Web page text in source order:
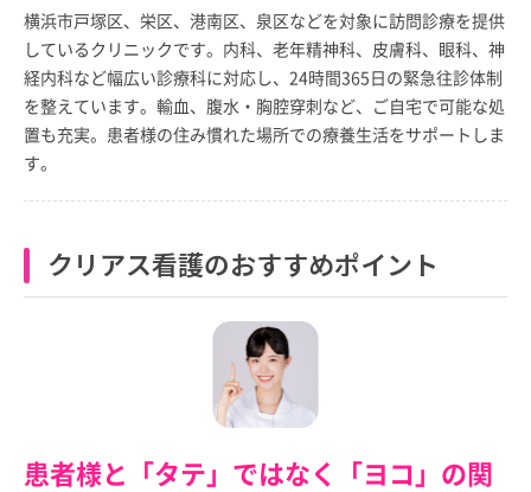
横浜市戸塚区、栄区、港南区、泉区などを対象に訪問診療を提供
しているクリニックです。内科、老年精神科、皮膚科、眼科、神
経内科など幅広い診療科に対応し、24時間365日の緊急往診体制
を整えています。輸血、腹水・胸腔穿刺など、ご自宅で可能な処
置も充実。患者様の住み慣れた場所での療養生活をサポートしま
す。
クリアス看護のおすすめポイント
患者様と「タテ」ではなく「ヨコ」の関